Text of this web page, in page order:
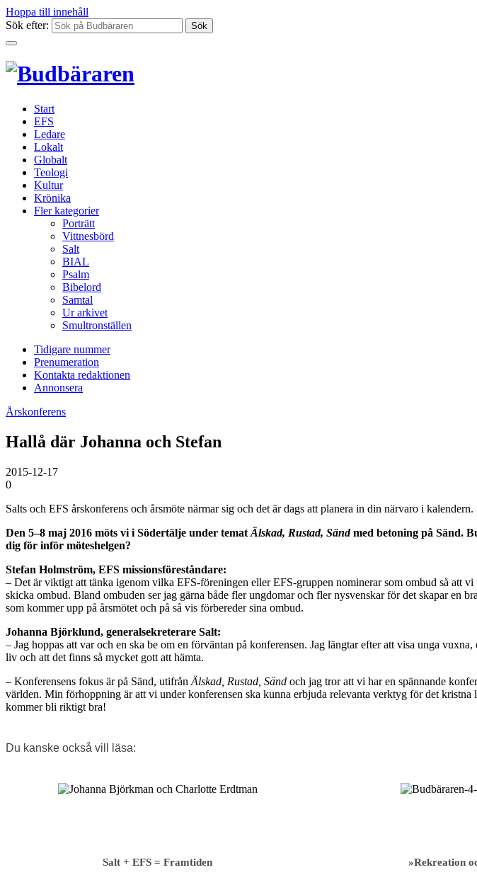
Hoppa till innehåll
Sök efter:
Start
EFS
Ledare
Lokalt
Globalt
Teologi
Kultur
Krönika
Fler kategorier
Porträtt
Vittnesbörd
Salt
BIAL
Psalm
Bibelord
Samtal
Ur arkivet
Smultronställen
Tidigare nummer
Prenumeration
Kontakta redaktionen
Annonsera
Årskonferens
Hallå där Johanna och Stefan
2015-12-17
0
Salts och EFS årskonferens och årsmöte närmar sig och det är dags att planera in din närvaro i kalendern.
Den 5–8 maj 2016 möts vi i Södertälje under temat Älskad, Rustad, Sändmed betoning på Sänd.
dig för inför möteshelgen?
Stefan Holmström, EFS missionsföreståndare:
– Det är viktigt att tänka igenom vilka EFS-föreningen eller EFS-gruppen nominerar som ombud så att
skicka ombud. Bland ombuden ser jag gärna både fler ungdomar och fler nysvenskar för det skapar en
som kommer upp på årsmötet och på så vis förbereder sina ombud.
Johanna Björklund, generalsekreterare Salt:
– Jag hoppas att var och en ska be om en förväntan på konferensen. Jag längtar efter att visa unga
liv och att det finns så mycket gott att hämta.
– Konferensens fokus är på Sänd, utifrån Älskad, Rustad, Sänd och jag tror att vi har en spännande
världen. Min förhoppning är att vi under konferensen ska kunna erbjuda relevanta verktyg för det
kommer bli riktigt bra!
Du kanske också vill läsa:
Salt + EFS = Framtiden »Rekreation